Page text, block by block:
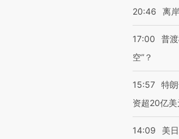
20:46 离
17:00
普
空”？
15:57 特
资超20亿美
14:09 美